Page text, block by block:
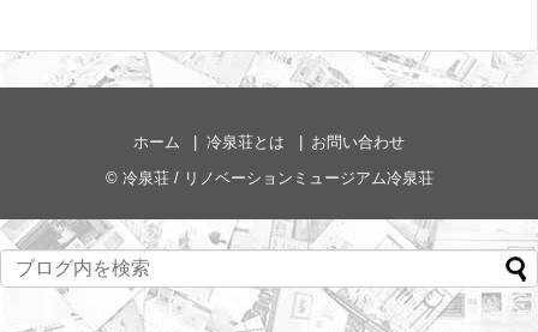
ホーム 冷泉荘とは
お問い合わせ
© 冷泉荘 / リノベーションミュージアム冷泉荘